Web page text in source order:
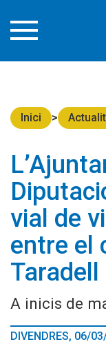
Inici
vial de
entre el
A inicis de
DIVENDRES, 06/